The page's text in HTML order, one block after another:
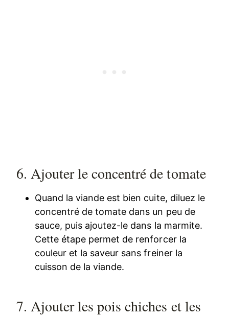
6. Ajouter le concentré de tomate
Quand la viande est bien cuite, diluez le
concentré de tomate dans un peu de
sauce, puis ajoutez-le dans la marmite.
Cette étape permet de renforcer la
couleur et la saveur sans freiner la
cuisson de la viande.
7. Ajouter les pois chiches et les